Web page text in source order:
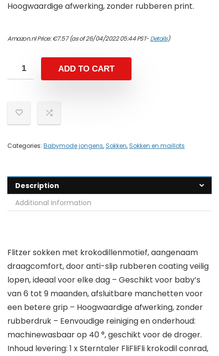
Hoogwaardige afwerking, zonder rubberen print.
Amazon.nl Price:€7.57(as of 26/04/2022 05:44 PST-Details)
ADD TO CART
Categories: Babymode jongens, Sokken, Sokken en maillots
Description
Additional information
Flitzer sokken met krokodillenmotief, aangenaam
draagcomfort, door anti-slip rubberen coating veilig
lopen, ideaal voor elke dag – Geschikt voor baby’s
van 6 tot 9 maanden, afsluitbare manchetten voor
een betere grip – Hoogwaardige afwerking, zonder
rubberdruk – Eenvoudige reiniging en onderhoud:
machinewasbaar op 40 °, geschikt voor de droger.
Inhoud levering: 1 x Sterntaler FliFliFli krokodil conrad,